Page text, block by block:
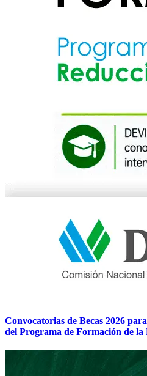
Convocatorias de Becas 2026
del Programa de Formación de